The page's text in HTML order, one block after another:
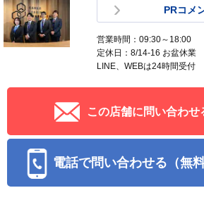
PRコメ
営業時間：09:30～18:00
定休日：8/14-16 お盆休業
LINE、WEBは24時間受付
この店舗に問い合わせ
電話で問い合わせる（無料